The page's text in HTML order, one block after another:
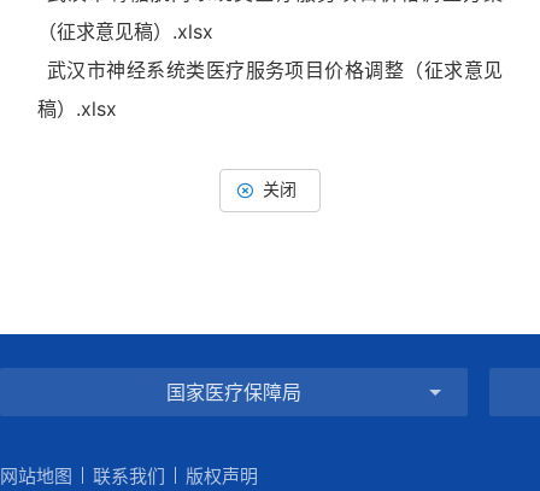
（征求意见稿）.xlsx
武汉市神经系统类医疗服务项目价格调整（征求意见
稿）.xlsx
关闭
国家医疗保障局
网站地图 联系我们 版权声明